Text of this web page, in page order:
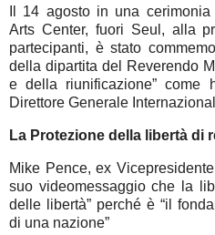
Il 14 agosto in una
Arts Center, fuori Seul, alla
partecipanti, è stato
della dipartita del Reverendo
e della riunificazione” come
Direttore Generale
La Protezione della libertà di
Mike Pence, ex
suo videomessaggio che la
delle libertà” perché è “il
di una nazione”